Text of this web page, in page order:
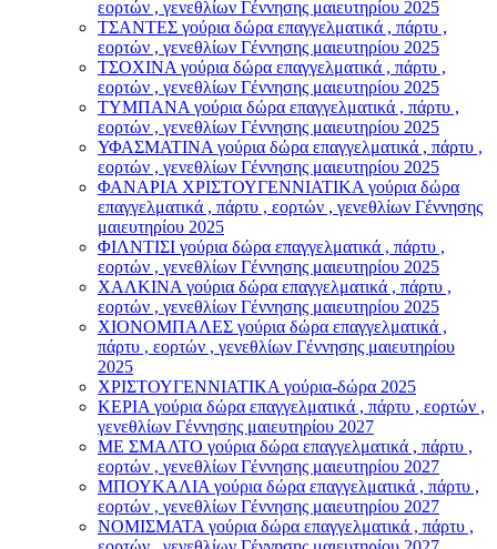
εορτών , γενεθλίων Γέννησης μαιευτηρίου 2025
ΤΣΑΝΤΕΣ γούρια δώρα επαγγελματικά , πάρτυ ,
εορτών , γενεθλίων Γέννησης μαιευτηρίου 2025
ΤΣΟΧΙΝΑ γούρια δώρα επαγγελματικά , πάρτυ ,
εορτών , γενεθλίων Γέννησης μαιευτηρίου 2025
ΤΥΜΠΑΝΑ γούρια δώρα επαγγελματικά , πάρτυ ,
εορτών , γενεθλίων Γέννησης μαιευτηρίου 2025
ΥΦΑΣΜΑΤΙΝΑ γούρια δώρα επαγγελματικά , πάρτυ ,
εορτών , γενεθλίων Γέννησης μαιευτηρίου 2025
ΦΑΝΑΡΙΑ ΧΡΙΣΤΟΥΓΕΝΝΙΑΤΙΚΑ γούρια δώρα
επαγγελματικά , πάρτυ , εορτών , γενεθλίων Γέννησης
μαιευτηρίου 2025
ΦΙΛΝΤΙΣΙ γούρια δώρα επαγγελματικά , πάρτυ ,
εορτών , γενεθλίων Γέννησης μαιευτηρίου 2025
ΧΑΛΚΙΝΑ γούρια δώρα επαγγελματικά , πάρτυ ,
εορτών , γενεθλίων Γέννησης μαιευτηρίου 2025
ΧΙΟΝΟΜΠΑΛΕΣ γούρια δώρα επαγγελματικά ,
πάρτυ , εορτών , γενεθλίων Γέννησης μαιευτηρίου
2025
ΧΡΙΣΤΟΥΓΕΝΝΙΑΤΙΚΑ γούρια-δώρα 2025
ΚΕΡΙΑ γούρια δώρα επαγγελματικά , πάρτυ , εορτών ,
γενεθλίων Γέννησης μαιευτηρίου 2027
ΜΕ ΣΜΑΛΤΟ γούρια δώρα επαγγελματικά , πάρτυ ,
εορτών , γενεθλίων Γέννησης μαιευτηρίου 2027
ΜΠΟΥΚΑΛΙΑ γούρια δώρα επαγγελματικά , πάρτυ ,
εορτών , γενεθλίων Γέννησης μαιευτηρίου 2027
ΝΟΜΙΣΜΑΤΑ γούρια δώρα επαγγελματικά , πάρτυ ,